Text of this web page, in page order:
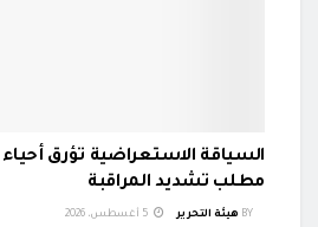
السياقة الاستعراضية تؤرق
مطلب تشديد المراقبة
BY هيئة التحرير